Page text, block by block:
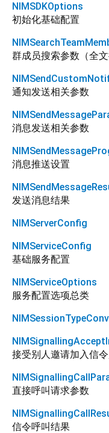
NIMSDKOptions
初始化基础配置
群成员搜索参数（全文
通知发送相关参数
消息发送相关参数
消息推送设置
发送消息结果
NIMServerConfig
NIMServiceConfig
基础服务配置
NIMServiceOptions
服务配置选项总类
接受别人邀请加入信
直接呼叫请求参数
信令呼叫结果